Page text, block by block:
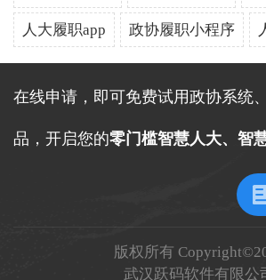
人大履职app 政协履职小程序
在线申请，即可免费试用政协系统
品，开启您的零门槛智慧人大、智
版权所有
武汉跃码软件有限公